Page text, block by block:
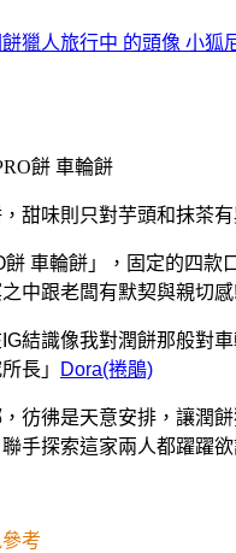
小狐
甜味則只對芋頭和抹茶
車輪餅」，固定的四款
中跟老闆有默契與親切感
結識像我對潤餅那般對
長」
Dora(捲鵑)
彷彿是天意安排，讓潤
手探索這家兩人都躍躍
考